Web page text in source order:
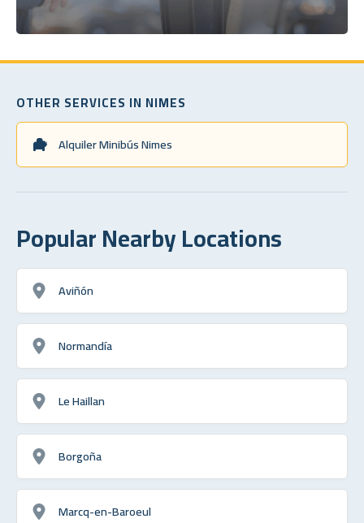
OTHER SERVICES IN NIMES
Alquiler Minibús Nimes
Popular Nearby Locations
Aviñón
Normandía
Le Haillan
Borgoña
Marcq-en-Baroeul